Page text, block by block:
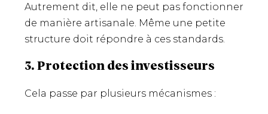
Autrement dit, elle ne peut pas fonctionner
de manière artisanale. Même une petite
structure doit répondre à ces standards.
3. Protection des investisseurs
Cela passe par plusieurs mécanismes :